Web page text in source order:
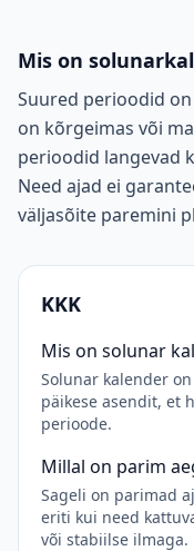
Mis on
Suured perioodid
on kõrgeimas või
perioodid langevad
Need ajad ei
väljasõite paremini
KKK
Mis on solunar
Solunar kalender
päikese asendit, et
perioode.
Millal on parim
Sageli on parimad
eriti kui need
või stabiilse ilmaga.